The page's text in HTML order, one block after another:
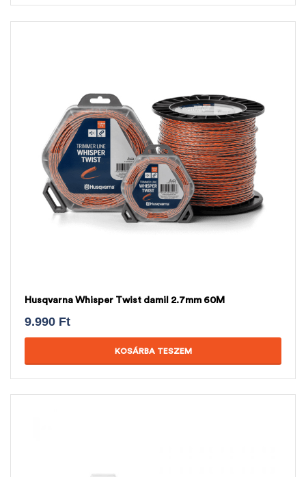
Husqvarna Whisper Twist damil 2.7mm 60M
9.990 Ft
KOSÁRBA TESZEM